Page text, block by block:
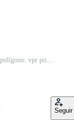
diseño de logotipo de letra vpr con forma de polígono. vpr polígono y diseño de logotipo en forma de cubo. vpr hexágono vector logo plantilla colores blanco y negro. monograma vpr, logotipo comercial e inmobiliario. Vector Pro
Seguir